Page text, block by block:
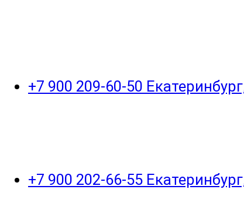
+7 900 209-60-50
+7 900 202-66-55